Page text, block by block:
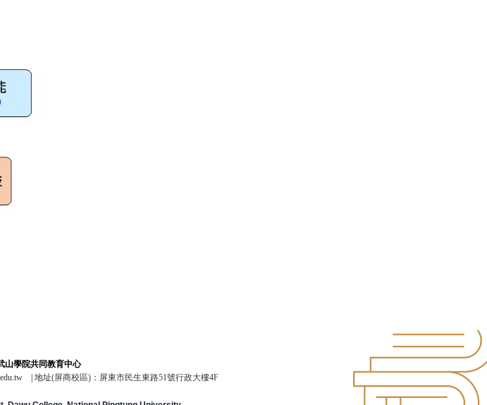
山學院共同教育中心
地址(屏商校區) ： 屏東市民生東路51號行政大樓4F